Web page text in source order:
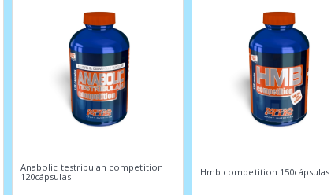
Anabolic testribulan competition
120cápsulas
Hmb competition 150cápsulas